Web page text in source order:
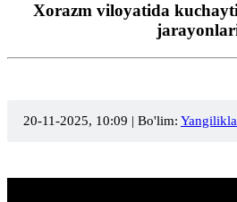
Xorazm viloyatida
20-11-2025, 10:09 | Bo'lim: